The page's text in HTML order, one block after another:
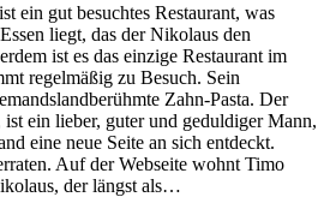
ein gut besuchtes Restaurant, was
liegt, das der Nikolaus den
ist es das einzige Restaurant im
regelmäßig zu Besuch. Sein
Zahn-Pasta. Der
ein lieber, guter und geduldiger Mann,
eine neue Seite an sich entdeckt.
Auf der Webseite wohnt Timo
der längst als…